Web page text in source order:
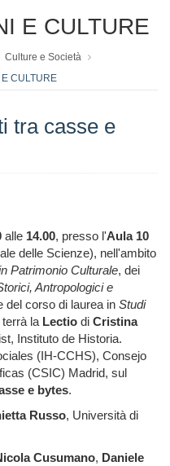
E CULTURE
Culture e Società
CULTURE
tra casse e
alle 14.00, presso l'Aula 10
delle Scienze), nell'ambito
Patrimonio Culturale, dei
Antropologici e
del corso di laurea in Studi
terrà la Lectio di Cristina
Instituto de Historia.
(IH-CCHS), Consejo
(CSIC) Madrid, sul
e bytes.
Russo, Università di
Cusumano, Daniele